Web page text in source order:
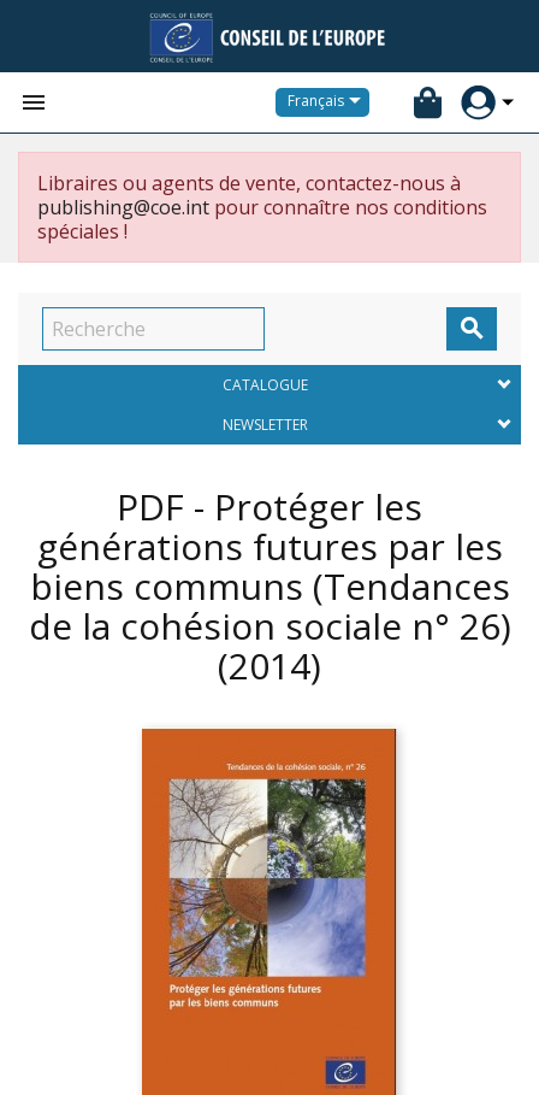
 Français
Libraires ou agents de vente, contactez-nous à
publishing@coe.int pour connaître nos conditions
spéciales !

CATALOGUE
NEWSLETTER
PDF - Protéger les
générations futures par les
biens communs (Tendances
de la cohésion sociale n° 26)
(2014)